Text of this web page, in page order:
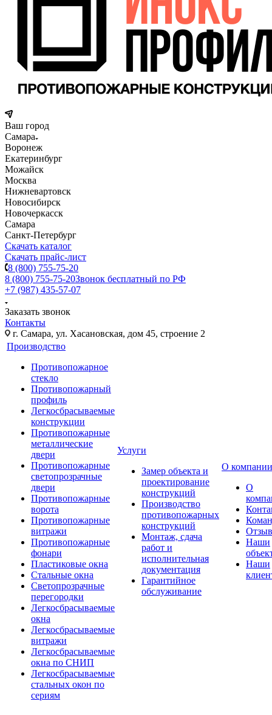
Ваш город
Самара
Воронеж
Екатеринбург
Можайск
Москва
Нижневартовск
Новосибирск
Новочеркасск
Самара
Санкт-Петербург
Скачать каталог
Скачать прайс-лист
8 (800) 755-75-20
8 (800) 755-75-20Звонок бесплатный по РФ
+7 (987) 435-57-07
Заказать звонок
Контакты
г. Самара, ул. Хасановская, дом 45, строение 2
Производство
Противопожарное
стекло
Противопожарный
профиль
Легкосбрасываемые
конструкции
Противопожарные
металлические
двери
Противопожарные
светопрозрачные
двери
Противопожарные
ворота
Противопожарные
витражи
Противопожарные
фонари
Пластиковые окна
Стальные окна
Светопрозрачные
перегородки
Легкосбрасываемые
окна
Легкосбрасываемые
витражи
Легкосбрасываемые
окна по СНИП
Легкосбрасываемые
стальных окон по
сериям
Услуги
Замер объекта и
проектирование
конструкций
Производство
противопожарных
конструкций
Монтаж, сдача
работ и
исполнительная
документация
Гарантийное
обслуживание
О компании
О
Наши
Наши